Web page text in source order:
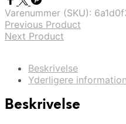
Varenummer (SKU):
Previous Product
Next Product
Beskrivelse
Yderligere information
Beskrivelse